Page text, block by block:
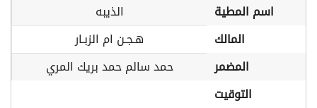
اسم المطية
الذيبه
المالك
هـجـن ام الزبـار
المضمر
حمد سالم حمد بريك المري
التوقيت